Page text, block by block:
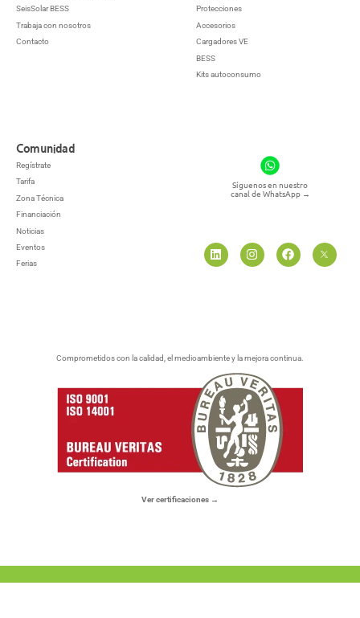
SeisSolar BESS
Trabaja con nosotros
Contacto
Protecciones
Accesorios
Cargadores VE
BESS
Kits autoconsumo
Comunidad
Regístrate
Tarifa
Zona Técnica
Financiación
Noticias
Eventos
Ferias
Síguenos en nuestro
canal de WhatsApp →
Comprometidos con la calidad, el medioambiente y la mejora continua.
Ver certificaciones →